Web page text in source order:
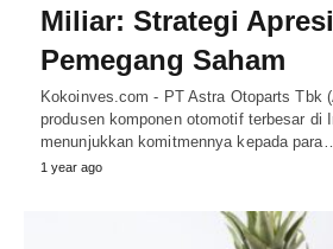
Miliar: Strategi
Pemegang Saham
Kokoinves.com - PT Astra Otoparts Tbk
produsen komponen otomotif terbesar di
menunjukkan komitmennya kepada
1 year ago